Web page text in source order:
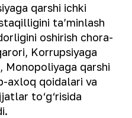
qarshi ichki
taʼminlash
oshirish chora-
Korrupsiyaga
Monopoliyaga qarshi
axloq qoidalari va
to‘g‘risida